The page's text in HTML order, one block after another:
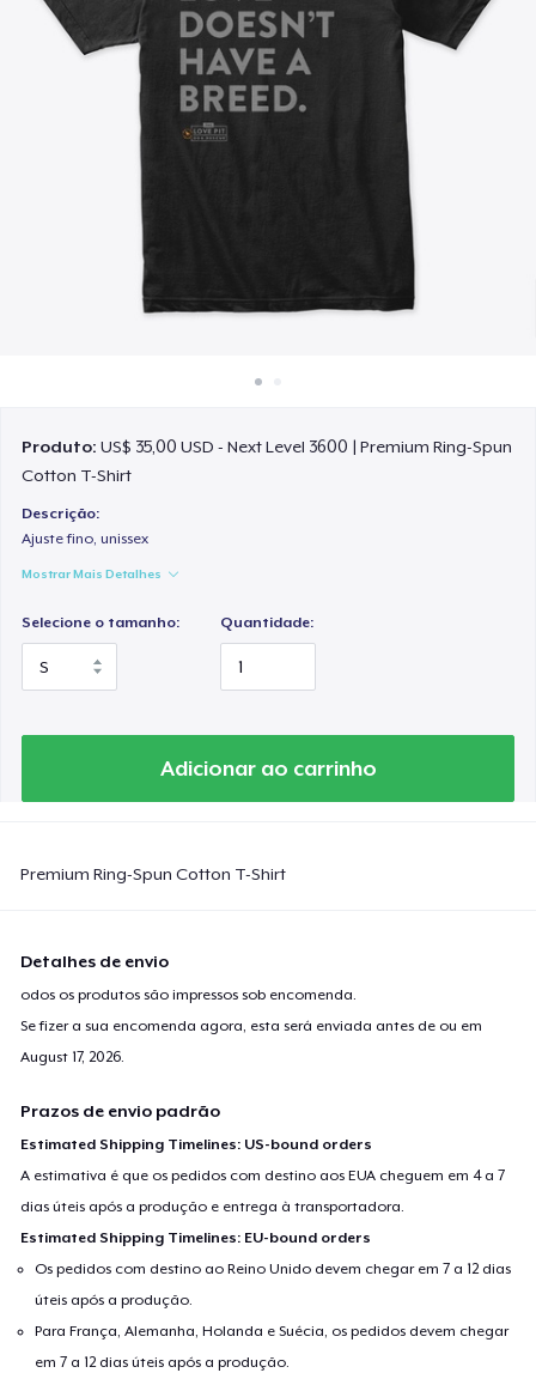
Venda em todo lugar
Venda qualquer coisa
Produto:US$ 35,00 USD - Next Level 3600 | Premium Ring-Spun
Cotton T-Shirt
Descrição:
Ajuste fino, unissex
Mostrar Mais Detalhes
Selecione o tamanho: Quantidade:
Adicionar ao carrinho
Premium Ring-Spun Cotton T-Shirt
Detalhes de envio
odos os produtos são impressos sob encomenda.
Se fizer a sua encomenda agora, esta será enviada antes de ou em
August 17, 2026
Prazos de envio padrão
Estimated Shipping Timelines: US-bound orders
A estimativa é que os pedidos com destino aos EUA cheguem em 4 a 7
dias úteis após a produção e entrega à transportadora.
Estimated Shipping Timelines: EU-bound orders
Os pedidos com destino ao Reino Unido devem chegar em 7 a 12 dias
úteis após a produção.
Para França, Alemanha, Holanda e Suécia, os pedidos devem chegar
em 7 a 12 dias úteis após a produção.